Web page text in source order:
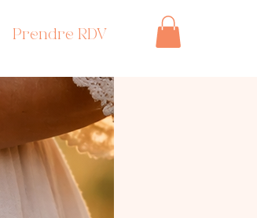
Prendre RDV